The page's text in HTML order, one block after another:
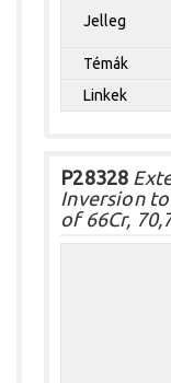
Jelleg
Témák
Linkek
P28328
Inversion
of 66Cr,